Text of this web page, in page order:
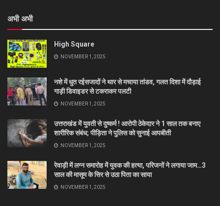
अभी अभी
High Square
NOVEMBER 1, 2025
नशे में धुत रईसजादों ने थार से मचाया तांडव, गलत दिशा में दौड़ाई
गाड़ी डिवाइडर से टकराकर पलटी
NOVEMBER 1, 2025
उत्तराखंड में युवती से दुष्कर्म ! आरोपी ठेकेदार ने 1 साल तक बनाए
शारीरिक संबंध; पीड़िता ने पुलिस को सुनाई आपबीती
NOVEMBER 1, 2025
रेवाड़ी में लग्न समारोह में युवक की हत्या, परिजनों ने लगाया जाम…3
साल की मासूम के सिर से उठा पिता का साया
NOVEMBER 1, 2025